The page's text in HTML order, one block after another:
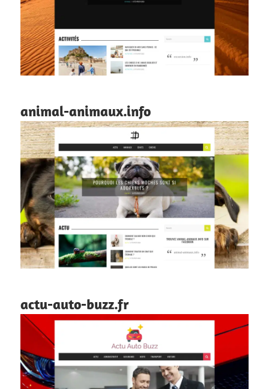
animal-animaux.info
actu-auto-buzz.fr